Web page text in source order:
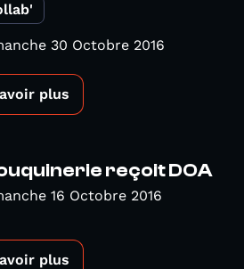
30 Octobre 2016
plus
reçoit DOA
16 Octobre 2016
plus